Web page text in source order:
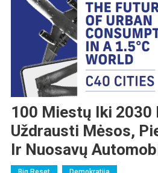
100 Miestų Iki 2030
Uždrausti Mėsos,
Ir Nuosavų